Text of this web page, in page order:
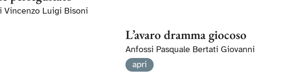
Vincenzo Luigi Bisoni
L’avaro dramma giocoso
Anfossi Pasquale Bertati Giovanni
apri